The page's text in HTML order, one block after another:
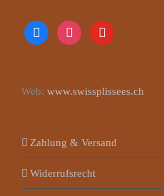
facebookinstagramyoutube
Web: www.swissplissees.ch
Zahlung & Versand
Widerrufsrecht